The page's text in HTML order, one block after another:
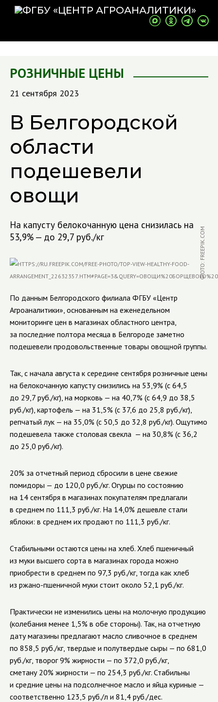
РОЗНИЧНЫЕ ЦЕНЫ
21 сентября 2023
В Белгородской
области
подешевели
овощи
На капусту белокочанную цена снизилась на
53,9% — до 29,7 руб./кг
ФОТО: FREEPIK.COM
По данным Белгородского филиала ФГБУ «Центр
Агроаналитики», основанным на еженедельном
мониторинге цен в магазинах областного центра,
за последние полтора месяца в Белгороде заметно
подешевели продовольственные товары овощной группы.
Так, с начала августа к середине сентября розничные цены
на белокочанную капусту снизились на 53,9% (с 64,5
до 29,7 руб./кг), на морковь — на 40,7% (с 64,9 до 38,5
руб./кг), картофель — на 31,5% (с 37,6 до 25,8 руб./кг),
репчатый лук — на 35,0% (с 50,5 до 32,8 руб./кг). Ощутимо
подешевела также столовая свекла — на 30,8% (с 36,2
до 25,0 руб./кг).
20% за отчетный период сбросили в цене свежие
помидоры — до 120,0 руб./кг. Огурцы по состоянию
на 14 сентября в магазинах покупателям предлагали
в среднем по 111,3 руб./кг. На 14,0% дешевле стали
яблоки: в среднем их продают по 111,3 руб./кг.
Стабильными остаются цены на хлеб. Хлеб пшеничный
из муки высшего сорта в магазинах города можно
приобрести в среднем по 97,3 руб./кг, тогда как хлеб
из ржано-пшеничной муки стоит около 52,1 руб./кг.
Практически не изменились цены на молочную продукцию
(колебания менее 1,5% в обе стороны). Так, на отчетную
дату магазины предлагают масло сливочное в среднем
по 858,5 руб./кг, твердые и полутвердые сыры — по 681,0
руб./кг, творог 9% жирности — по 372,0 руб./кг,
сметану 20% жирности — по 254,3 руб./кг. Стабильны
и средние цены на подсолнечное масло и яйца куриные —
соответственно 123,5 руб./л и 81,4 руб./дес.